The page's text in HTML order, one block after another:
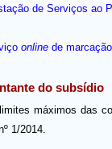
de Serviços ao
onlinede
do subsídio
máximos das
1/2014.